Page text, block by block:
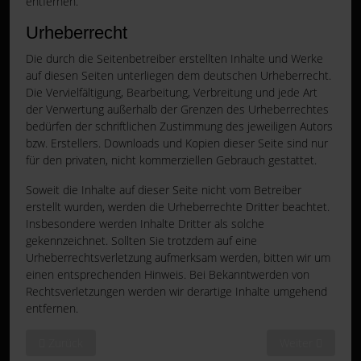
Urheberrecht
Die durch die Seitenbetreiber erstellten Inhalte und Werke
auf diesen Seiten unterliegen dem deutschen Urheberrecht.
Die Vervielfältigung, Bearbeitung, Verbreitung und jede Art
der Verwertung außerhalb der Grenzen des Urheberrechtes
bedürfen der schriftlichen Zustimmung des jeweiligen Autors
bzw. Erstellers. Downloads und Kopien dieser Seite sind nur
für den privaten, nicht kommerziellen Gebrauch gestattet.
Soweit die Inhalte auf dieser Seite nicht vom Betreiber
erstellt wurden, werden die Urheberrechte Dritter beachtet.
Insbesondere werden Inhalte Dritter als solche
gekennzeichnet. Sollten Sie trotzdem auf eine
Urheberrechtsverletzung aufmerksam werden, bitten wir um
einen entsprechenden Hinweis. Bei Bekanntwerden von
Rechtsverletzungen werden wir derartige Inhalte umgehend
entfernen.